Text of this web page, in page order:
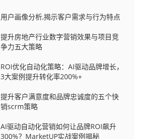
用户画像分析,揭示客户需求与行为特点
提升房地产行业数字营销效果与项目竞
争力五大策略
ROI优化自动化策略：AI驱动品牌增长，
3大案例提升转化率200%+
提升客户满意度和品牌忠诚度的五个快
销scrm策略
AI驱动自动化营销如何让品牌ROI飙升
300%？MarketUP实战案例揭秘